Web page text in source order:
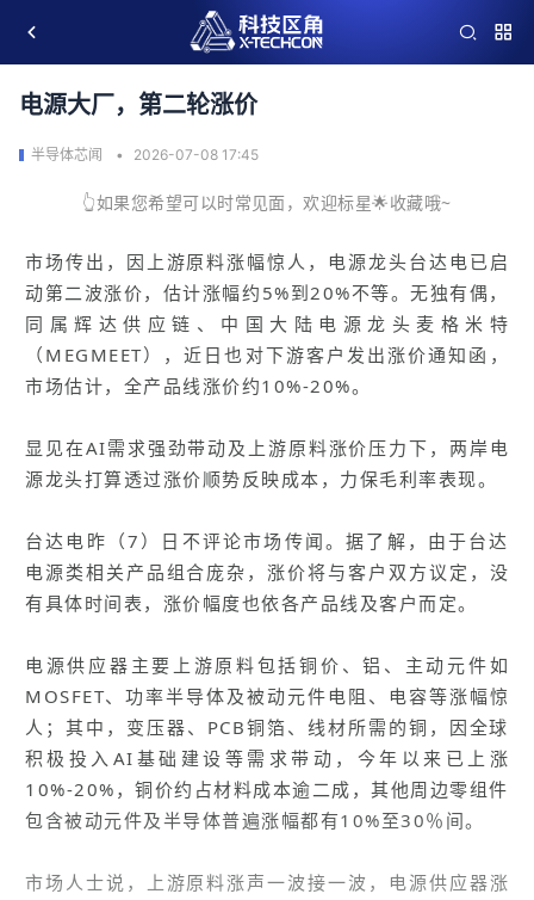
电源大厂，第二轮涨价
半导体芯闻 2026-07-08 17:45
👆如果您希望可以时常见面，欢迎标星🌟收藏哦~
市场传出，因上游原料涨幅惊人，电源龙头台达电已启
动第二波涨价，估计涨幅约5%到20%不等。无独有偶，
同属辉达供应链、中国大陆电源龙头麦格米特
（MEGMEET），近日也对下游客户发出涨价通知函，
市场估计，全产品线涨价约10%-20%。
显见在AI需求强劲带动及上游原料涨价压力下，两岸电
源龙头打算透过涨价顺势反映成本，力保毛利率表现。
台达电昨（7）日不评论市场传闻。据了解，由于台达
电源类相关产品组合庞杂，涨价将与客户双方议定，没
有具体时间表，涨价幅度也依各产品线及客户而定。
电源供应器主要上游原料包括铜价、铝、主动元件如
MOSFET、功率半导体及被动元件电阻、电容等涨幅惊
人；其中，变压器、PCB铜箔、线材所需的铜，因全球
积极投入AI基础建设等需求带动，今年以来已上涨
10%-20%，铜价约占材料成本逾二成，其他周边零组件
包含被动元件及半导体普遍涨幅都有10%至30％间。
市场人士说，上游原料涨声一波接一波，电源供应器涨